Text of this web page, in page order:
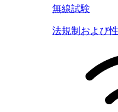
無線試験
法規制および